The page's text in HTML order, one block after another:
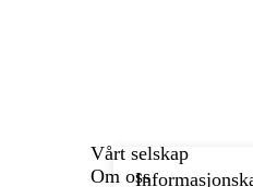
Vårt selskap
Om oss